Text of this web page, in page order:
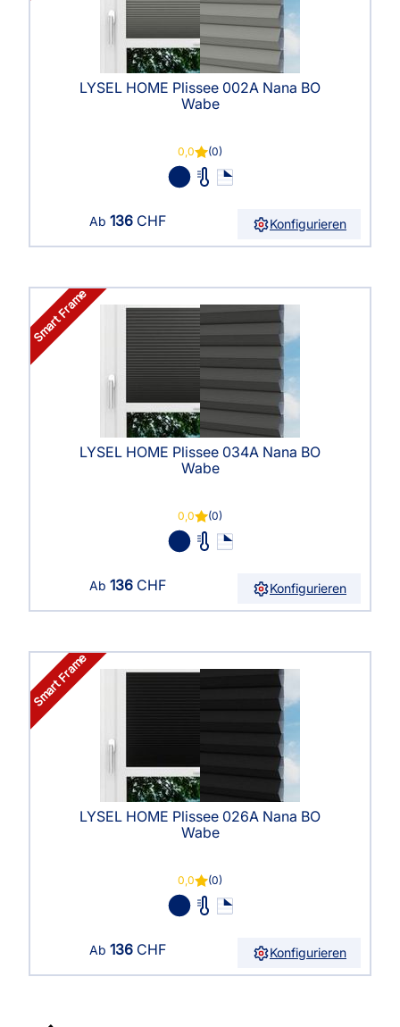
LYSEL HOME Plissee 002A Nana BO
Wabe
0,0 (0)
Ab 136 CHF Konfigurieren
Smart Frame
LYSEL HOME Plissee 034A Nana BO
Wabe
0,0 (0)
Ab 136 CHF Konfigurieren
Smart Frame
LYSEL HOME Plissee 026A Nana BO
Wabe
0,0 (0)
Ab 136 CHF Konfigurieren